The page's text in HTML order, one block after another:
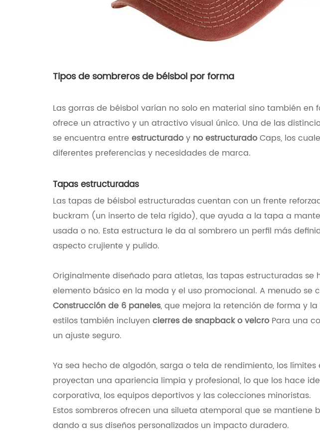
Tipos de sombreros de béisbol por forma
Las gorras de béisbol varían no solo en material sino también en
ofrece un atractivo y un atractivo visual único. Una de las
se encuentra entreestructuradoy no estructuradoCaps, los
diferentes preferencias y necesidades de marca.
Tapas estructuradas
Las tapas de béisbol estructuradas cuentan con un frente
buckram (un inserto de tela rígido), que ayuda a la tapa a
usada o no. Esta estructura le da al sombrero un perfil más
aspecto crujiente y pulido.
Originalmente diseñado para atletas, las tapas estructuradas se
elemento básico en la moda y el uso promocional. A menudo se
Construcción de 6 paneles, que mejora la retención de forma y
estilos también incluyencierres de snapback o velcro Para una
un ajuste seguro.
Ya sea hecho de algodón, sarga o tela de rendimiento, los
proyectan una apariencia limpia y profesional, lo que los hace
corporativa, los equipos deportivos y las colecciones minoristas.
Estos sombreros ofrecen una silueta atemporal que se mantiene
dando a sus diseños personalizados un impacto duradero.